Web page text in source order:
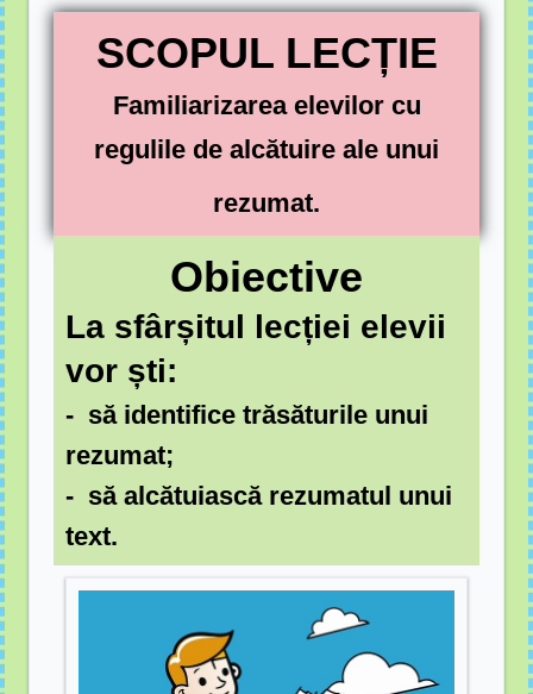
SCOPUL LECȚIE
Familiarizarea elevilor cu
regulile de alcătuire ale unui
rezumat.
Obiective
La sfârșitul lecției elevii
vor ști:
- să identifice trăsăturile unui
rezumat;
- să alcătuiască rezumatul unui
text.